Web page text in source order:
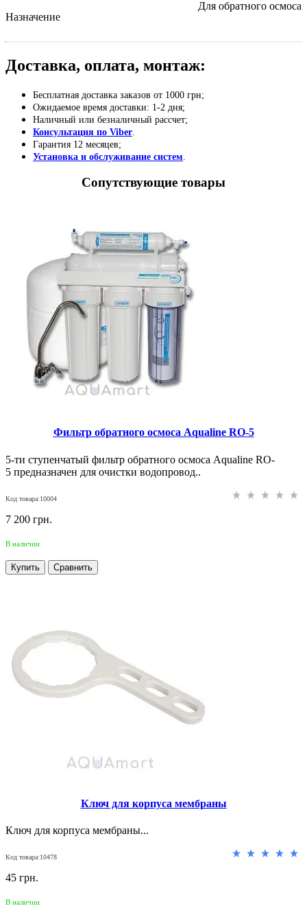
Назначение
Для обратного осмоса
Доставка, оплата, монтаж:
Бесплатная доставка заказов от 1000 грн;
Ожидаемое время доставки: 1-2 дня;
Наличный или безналичный рассчет;
Консультация по Viber
Гарантия 12 месяцев;
Установка и обслуживание систем
Сопутствующие товары
Фильтр обратного осмоса Aqualine RO-5
5-ти ступенчатый фильтр обратного осмоса Aqualine RO-
5 предназначен для очистки водопровод..
Код товара:10004
7 200 грн.
В наличии
Купить Сравнить
Ключ для корпуса мембраны
Ключ для корпуса мембраны...
Код товара:10478
45 грн.
В наличии